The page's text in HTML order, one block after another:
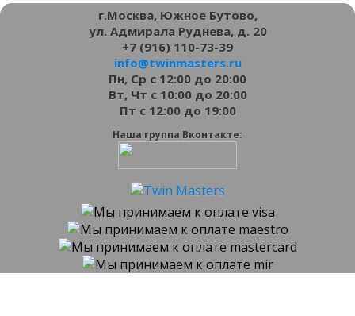
г.Москва, Южное Бутово,
ул. Адмирала Руднева, д. 20
+7 (916) 110-73-39
info@twinmasters.ru
Пн, Ср с 12:00 до 20:00
Вт, Чт с 10:00 до 20:00
Пт с 12:00 до 19:00
Наша группа Вконтакте: